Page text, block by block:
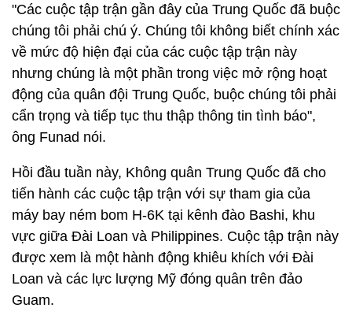
"Các cuộc tập trận gần đây của Trung Quốc đã buộc
chúng tôi phải chú ý. Chúng tôi không biết chính xác
về mức độ hiện đại của các cuộc tập trận này
nhưng chúng là một phần trong việc mở rộng hoạt
động của quân đội Trung Quốc, buộc chúng tôi phải
cẩn trọng và tiếp tục thu thập thông tin tình báo",
ông Funad nói.
Hồi đầu tuần này, Không quân Trung Quốc đã cho
tiến hành các cuộc tập trận với sự tham gia của
máy bay ném bom H-6K tại kênh đào Bashi, khu
vực giữa Đài Loan và Philippines. Cuộc tập trận này
được xem là một hành động khiêu khích với Đài
Loan và các lực lượng Mỹ đóng quân trên đảo
Guam.